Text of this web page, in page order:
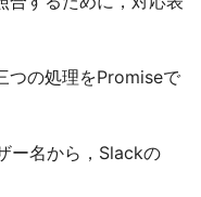
つの処理をPromiseで
ー名から，Slackの